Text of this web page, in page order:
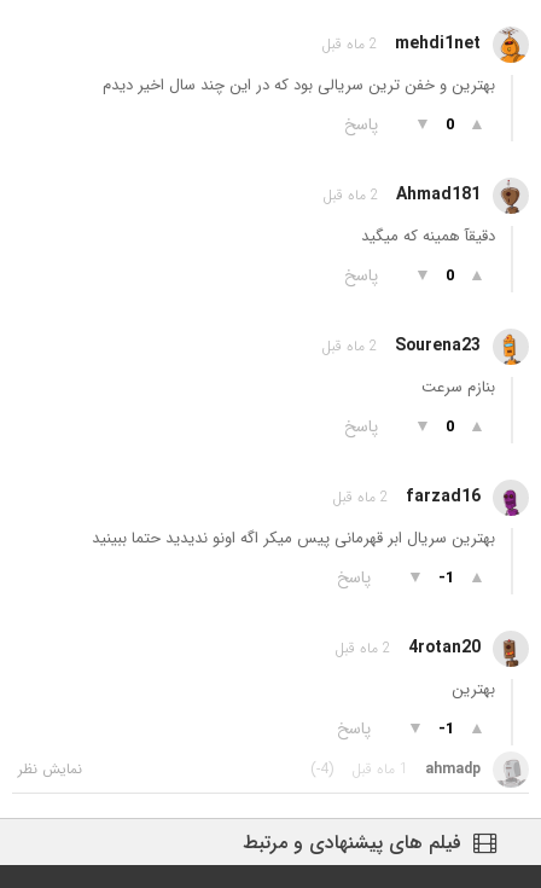
mehdi1net 2 ماه قبل
بهترین و خفن ترین سریالی بود که در این چند سال اخیر دیدم
▲
0
▼ پاسخ
Ahmad181 2 ماه قبل
دقیقآ همینه که میگید
▲
0
▼ پاسخ
Sourena23 2 ماه قبل
بنازم سرعت
▲
0
▼ پاسخ
farzad16 2 ماه قبل
بهترین سریال ابر قهرمانی پیس میکر اگه اونو ندیدید حتما ببینید
▲
-1
▼ پاسخ
4rotan20 2 ماه قبل
بهترین
▲
-1
▼ پاسخ
ahmadp 1 ماه قبل (-4)
فیلم های پیشنهادی و مرتبط